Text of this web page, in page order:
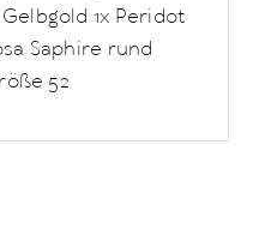
1x Peridot
Saphire rund
52